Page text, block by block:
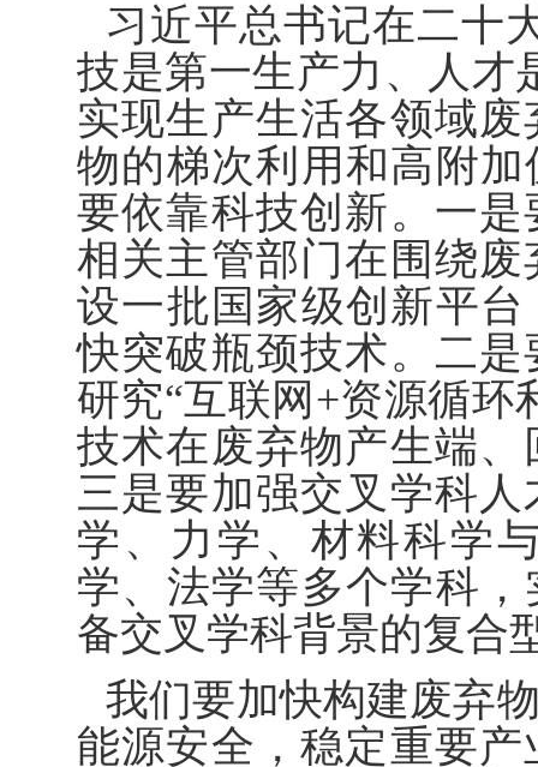
习近平总书记在二十
技是第一生产力、人才
实现生产生活各领域
物的梯次利用和高附
要依靠科技创新。一
相关主管部门在围绕
设一批国家级创新平
快突破瓶颈技术。二
研究“互联网+资源循环
技术在废弃物产生端
三是要加强交叉学科
学、力学、材料科学
学、法学等多个学科
备交叉学科背景的复合
我们要加快构建废弃
能源安全，稳定重要